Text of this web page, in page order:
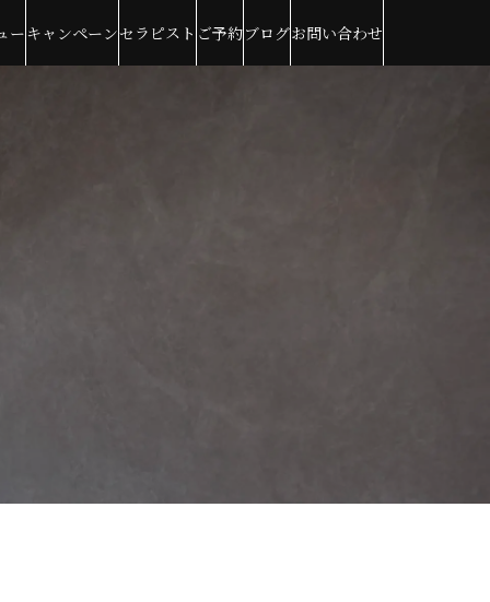
ーキャンペーンセラピスト ご予約ブログお問い合わせ